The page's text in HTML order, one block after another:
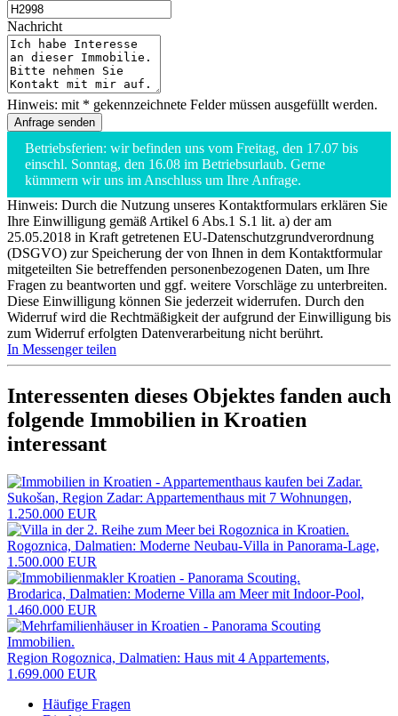
Nachricht
Hinweis: mit * gekennzeichnete Felder müssen ausgefüllt werden.
Betriebsferien: wir befinden uns vom Freitag, den 17.07 bis
einschl. Sonntag, den 16.08 im Betriebsurlaub. Gerne
kümmern wir uns im Anschluss um Ihre Anfrage.
Hinweis: Durch die Nutzung unseres Kontaktformulars erklären Sie
Ihre Einwilligung gemäß Artikel 6 Abs.1 S.1 lit. a) der am
25.05.2018 in Kraft getretenen EU-Datenschutzgrundverordnung
(DSGVO) zur Speicherung der von Ihnen in dem Kontaktformular
mitgeteilten Sie betreffenden personenbezogenen Daten, um Ihre
Fragen zu beantworten und ggf. weitere Vorschläge zu unterbreiten.
Diese Einwilligung können Sie jederzeit widerrufen. Durch den
Widerruf wird die Rechtmäßigkeit der aufgrund der Einwilligung bis
zum Widerruf erfolgten Datenverarbeitung nicht berührt.
In Messenger teilen
Interessenten dieses Objektes fanden auch
folgende Immobilien in Kroatien
interessant
Sukošan, Region Zadar: Appartementhaus mit 7 Wohnungen,
1.250.000 EUR
Rogoznica, Dalmatien: Moderne Neubau-Villa in Panorama-Lage,
1.500.000 EUR
Brodarica, Dalmatien: Moderne Villa am Meer mit Indoor-Pool,
1.460.000 EUR
Region Rogoznica, Dalmatien: Haus mit 4 Appartements,
1.699.000 EUR
Häufige Fragen